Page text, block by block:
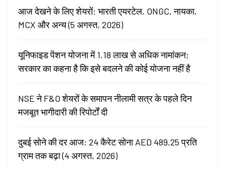
आज देखने के लिए शेयरों: भारती एयरटेल, ONGC, नायका,
MCX और अन्य (5 अगस्त, 2026)
यूनिफाइड पेंशन योजना में 1.18 लाख से अधिक नामांकन;
सरकार का कहना है कि इसे बदलने की कोई योजना नहीं है
NSE ने F&O शेयरों के समापन नीलामी सत्र के पहले दिन
मजबूत भागीदारी की रिपोर्टों दी
दुबई सोने की दर आज: 24 कैरेट सोना AED 489.25 प्रति
ग्राम तक बढ़ा (4 अगस्त, 2026)